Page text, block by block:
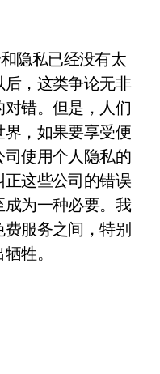
隐私已经没有太
，这类争论无非
错。但是，人们
，如果要享受便
使用个人隐私的
这些公司的错误
为一种必要。我
服务之间，特别
牲。